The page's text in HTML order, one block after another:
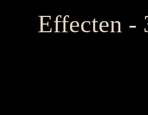
Effecten -